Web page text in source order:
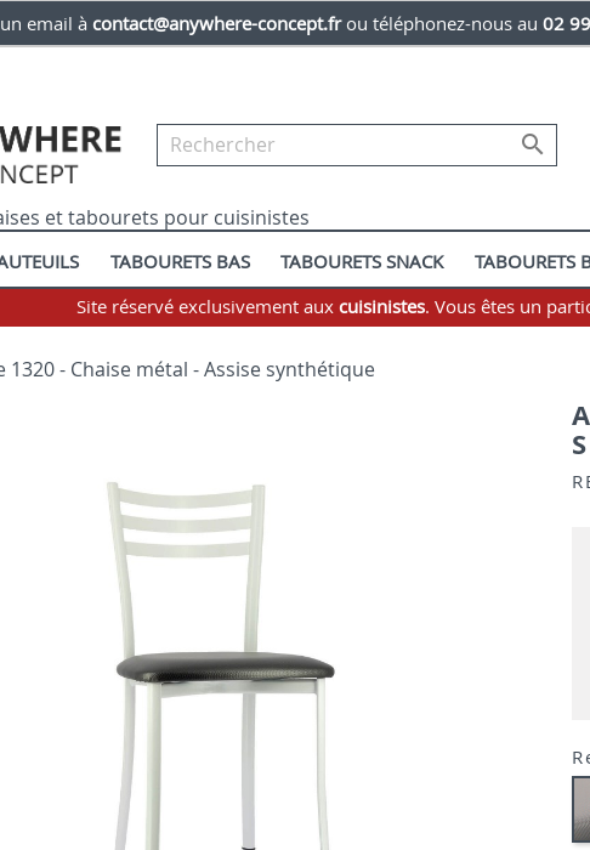
email à contact@anywhere-concept.frou téléphonez-nous au 02

et tabourets pour cuisinistes
TABOURETS BAS TABOURETS SNACK TABOURETS
Site réservé exclusivement aux cuisinistes. Vous êtes un
1320 - Chaise métal - Assise synthétique